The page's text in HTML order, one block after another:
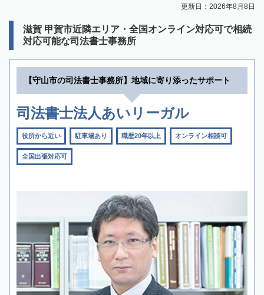
更新日：2026年8月8日
滋賀 甲賀市近隣エリア・全国オンライン対応可で相続
対応可能な司法書士事務所
【守山市の司法書士事務所】地域に寄り添ったサポート
司法書士法人あいリーガル
役所から近い 駐車場あり 職歴20年以上 オンライン相談可
全国出張対応可